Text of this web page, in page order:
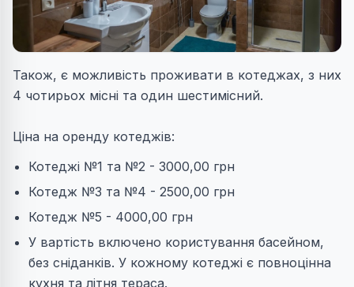
Також, є можливість проживати в котеджах, з них
4 чотирьох місні та один шестимісний.
Ціна на оренду котеджів:
Котеджі №1 та №2 - 3000,00 грн
Котедж №3 та №4 - 2500,00 грн
Котедж №5 - 4000,00 грн
У вартість включено користування басейном,
без сніданків. У кожному котеджі є повноцінна
кухня та літня тераса.